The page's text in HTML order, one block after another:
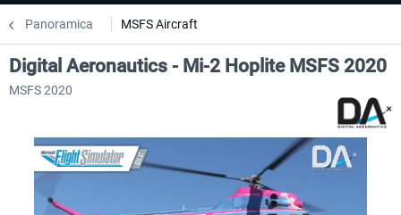
Panoramica MSFS Aircraft
Digital Aeronautics - Mi-2 Hoplite MSFS 2020
MSFS 2020